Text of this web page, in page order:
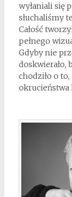
wyłaniali się
słuchaliśmy
Całość
pełnego
Gdyby nie
doskwierało,
chodziło o
okrucieństwa